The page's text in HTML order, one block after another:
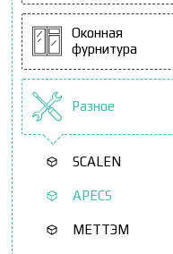
Оконная
фурнитура
Разное
SCALEN
APECS
МЕТТЭМ